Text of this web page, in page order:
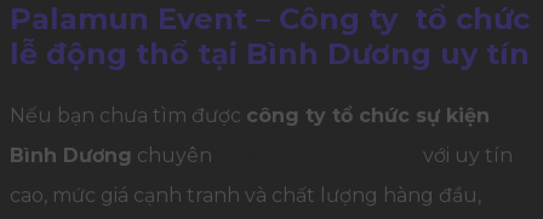
Palamun Event – Công ty tổ chức
lễ động thổ tại Bình Dương uy tín
Nếu bạn chưa tìm được công ty tổ chức sự kiện
Bình Dương chuyên
với uy tín
cao, mức giá cạnh tranh và chất lượng hàng đầu,